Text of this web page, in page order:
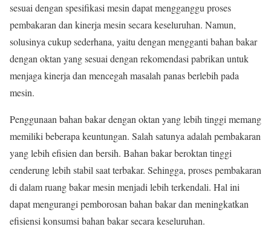
sesuai dengan spesifikasi mesin dapat mengganggu proses
pembakaran dan kinerja mesin secara keseluruhan. Namun,
solusinya cukup sederhana, yaitu dengan mengganti bahan bakar
dengan oktan yang sesuai dengan rekomendasi pabrikan untuk
menjaga kinerja dan mencegah masalah panas berlebih pada
mesin.
Penggunaan bahan bakar dengan oktan yang lebih tinggi memang
memiliki beberapa keuntungan. Salah satunya adalah pembakaran
yang lebih efisien dan bersih. Bahan bakar beroktan tinggi
cenderung lebih stabil saat terbakar. Sehingga, proses pembakaran
di dalam ruang bakar mesin menjadi lebih terkendali. Hal ini
dapat mengurangi pemborosan bahan bakar dan meningkatkan
efisiensi konsumsi bahan bakar secara keseluruhan.